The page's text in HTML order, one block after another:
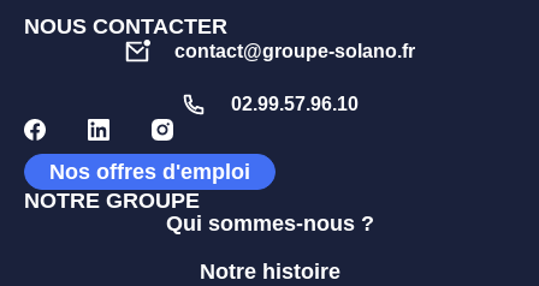
NOUS CONTACTER
contact@groupe-solano.fr
02.99.57.96.10
Nos offres d'emploi
NOTRE GROUPE
Qui sommes-nous ?
Notre histoire